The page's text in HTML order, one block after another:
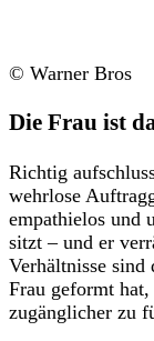
© Warner Bros
Die Frau ist
Richtig
wehrlose
empathielos und
sitzt – und er
Verhältnisse sind
Frau geformt
zugänglicher zu